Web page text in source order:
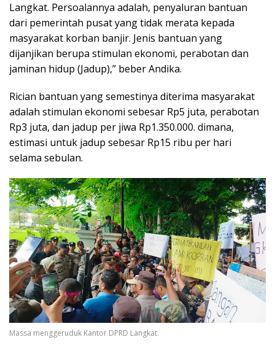
Langkat. Persoalannya adalah, penyaluran bantuan
dari pemerintah pusat yang tidak merata kepada
masyarakat korban banjir. Jenis bantuan yang
dijanjikan berupa stimulan ekonomi, perabotan dan
jaminan hidup (Jadup),” beber Andika.
Rician bantuan yang semestinya diterima masyarakat
adalah stimulan ekonomi sebesar Rp5 juta, perabotan
Rp3 juta, dan jadup per jiwa Rp1.350.000. dimana,
estimasi untuk jadup sebesar Rp15 ribu per hari
selama sebulan.
Massa menggeruduk Kantor DPRD Langkat.